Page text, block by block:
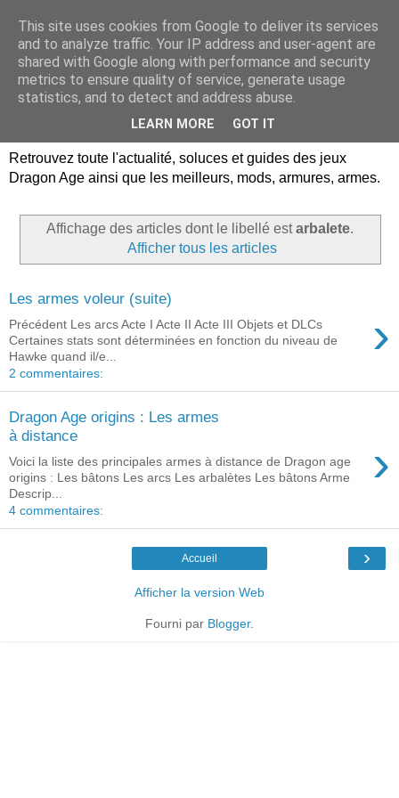
Dragon Age Univers :
Guides, soluces, infos sur
les jeux Dragon Age.
Retrouvez toute l'actualité, soluces et guides des jeux
Dragon Age ainsi que les meilleurs, mods, armures, armes.
Affichage des articles dont le libellé estarbalete.
Afficher tous les articles
Les armes voleur (suite)
›
Précédent Les arcs Acte I Acte II Acte III Objets et DLCs
Certaines stats sont déterminées en fonction du niveau de
Hawke quand il/e...
2 commentaires:
Dragon Age origins : Les armes
à distance
›
Voici la liste des principales armes à distance de Dragon age
origins : Les bâtons Les arcs Les arbalètes Les bâtons Arme
Descrip...
4 commentaires:
›
Accueil
Afficher la version Web
Fourni par Blogger.
This site uses cookies from Google to deliver its services
and to analyze traffic. Your IP address and user-agent are
shared with Google along with performance and security
metrics to ensure quality of service, generate usage
statistics, and to detect and address abuse.
LEARN MORE GOT IT